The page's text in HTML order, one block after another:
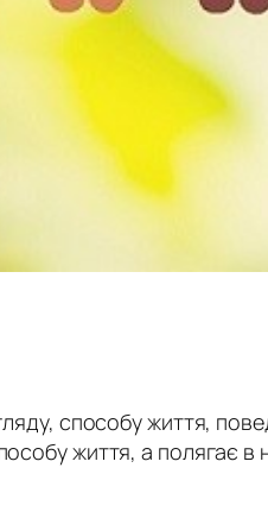
способу життя,
життя, а полягає в